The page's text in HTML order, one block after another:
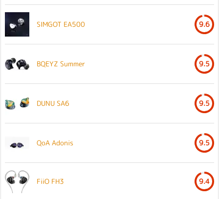
SIMGOT EA500 9.6
BQEYZ Summer 9.5
DUNU SA6 9.5
QoA Adonis 9.5
FiiO FH3 9.4